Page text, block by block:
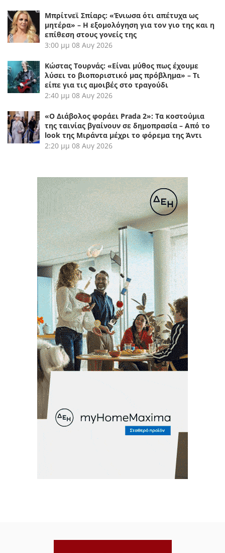
Μπρίτνεϊ Σπίαρς: «Ένιωσα ότι απέτυχα ως
μητέρα» – Η εξομολόγηση για τον γιο της και η
επίθεση στους γονείς της
3:00 μμ 08 Αυγ 2026
Κώστας Τουρνάς: «Είναι μύθος πως έχουμε
λύσει το βιοποριστικό μας πρόβλημα» – Τι
είπε για τις αμοιβές στο τραγούδι
2:40 μμ 08 Αυγ 2026
«Ο Διάβολος φοράει Prada 2»: Τα κοστούμια
της ταινίας βγαίνουν σε δημοπρασία – Από το
look της Μιράντα μέχρι το φόρεμα της Άντι
2:20 μμ 08 Αυγ 2026